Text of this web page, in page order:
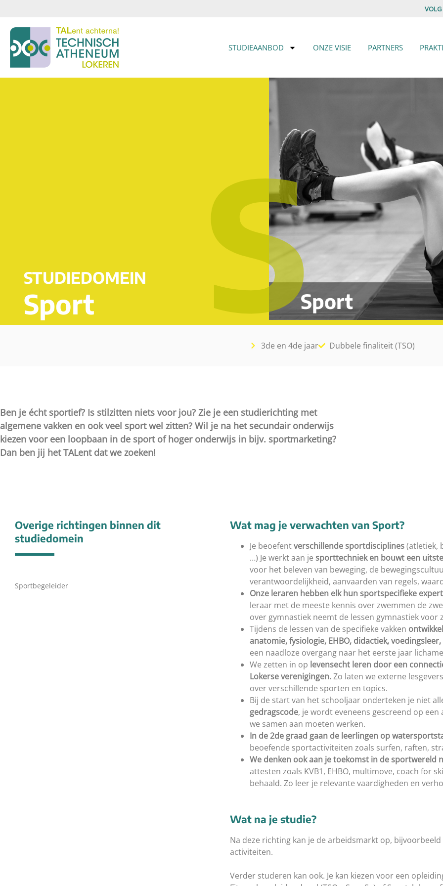
STUDIEAANBOD ONZE VISIE PARTNERS
S
STUDIEDOMEIN
Sport Sport
3de en 4de jaar Dubbele finaliteit (TSO)
Ben je écht sportief? Is stilzitten niets voor jou? Zie je een studierichting met
algemene vakken en ook veel sport wel zitten? Wil je na het secundair onderwijs
kiezen voor een loopbaan in de sport of hoger onderwijs in bijv. sportmarketing?
Dan ben jij het TALent dat we zoeken!
Overige richtingen binnen dit
studiedomein
Sportbegeleider
Wat mag je verwachten van Sport?
Je beoefentverschillende sportdisciplines(atletiek,
…) Je werkt aan je sporttechniek en bouwt een
voor het beleven van beweging, de
verantwoordelijkheid, aanvaarden van regels,
Onze leraren hebben elk hun sportspecifieke
leraar met de meeste kennis over zwemmen de
over gymnastiek neemt de lessen gymnastiek voor
Tijdens de lessen van de specifieke vakken
anatomie, fysiologie, EHBO, didactiek,
een naadloze overgang naar het eerste jaar
We zetten in op levensecht leren door een
Lokerseverenigingen.Zo laten we externe
over verschillende sporten en topics.
Bij de start van het schooljaar onderteken je niet
gedragscode, je wordt eveneens gescreend op
we samen aan moeten werken.
In de 2de graad gaan de leerlingen op
beoefende sportactiviteiten zoals surfen, raften,
We denken ook aan je toekomst in de sportwereld
attesten zoals KVB1, EHBO, multimove, coach for
behaald. Zo leer je relevante vaardigheden en
Wat na je studie?
Na deze richting kan je de arbeidsmarkt op,
activiteiten.
Verder studeren kan ook. Je kan kiezen voor een